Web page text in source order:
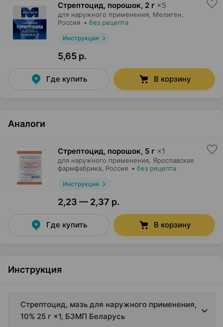
Стрептоцид, порошок, 2 г ×5
для наружного применения, Мелиген
Россия • без рецепта
Инструкция
5,65 р.
Где купить В корзину
Аналоги
Стрептоцид, порошок, 5 г ×1
для наружного применения, Ярославская
фармфабрика , Россия • без рецепта
Инструкция
2,23 — 2,37 р.
Где купить В корзину
Инструкция
Стрептоцид, мазь для наружного применения,
10% 25 г ×1, БЗМП Беларусь